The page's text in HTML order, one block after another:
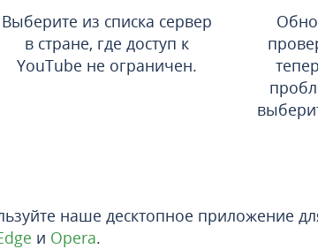
Выберите из списка сервер
в стране, где доступ к
YouTube не ограничен.
наше десктопное приложение
и Opera.